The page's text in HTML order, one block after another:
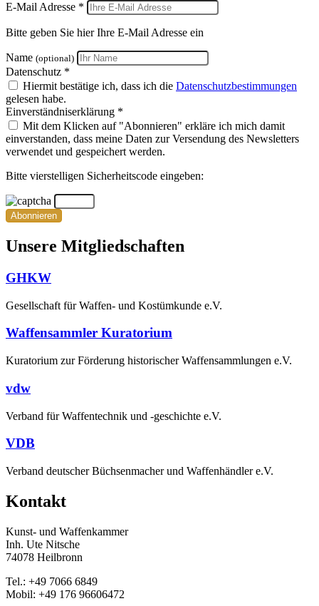
E-Mail Adresse *
Bitte geben Sie hier Ihre E-Mail Adresse ein
Name (optional)
Datenschutz *
Hiermit bestätige ich, dass ich die Datenschutzbestimmungen
gelesen habe.
Einverständniserklärung *
Mit dem Klicken auf "Abonnieren" erkläre ich mich damit
einverstanden, dass meine Daten zur Versendung des Newsletters
verwendet und gespeichert werden.
Bitte vierstelligen Sicherheitscode eingeben:
Abonnieren
Unsere Mitgliedschaften
GHKW
Gesellschaft für Waffen- und Kostümkunde e.V.
Waffensammler Kuratorium
Kuratorium zur Förderung historischer Waffensammlungen e.V.
vdw
Verband für Waffentechnik und -geschichte e.V.
VDB
Verband deutscher Büchsenmacher und Waffenhändler e.V.
Kontakt
Kunst- und Waffenkammer
Inh. Ute Nitsche
74078 Heilbronn
Tel.: +49 7066 6849
Mobil: +49 176 96606472